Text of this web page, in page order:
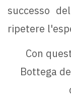
successo
ripetere
Con
Bottega